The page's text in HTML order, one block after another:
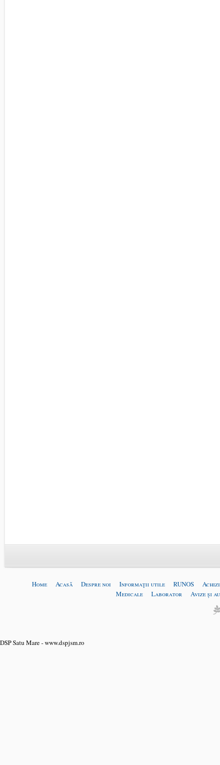
Home Acasă Despre noi Informaţii utile RUNOS
Medicale
Laborator Avize și
DSP Satu Mare - www.dspjsm.ro